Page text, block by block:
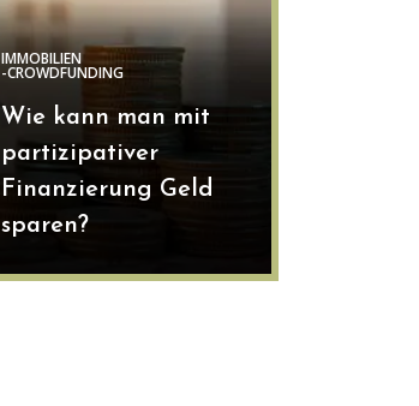
IMMOBILIEN
-CROWDFUNDING
Wie kann man mit
partizipativer
Finanzierung Geld
sparen?